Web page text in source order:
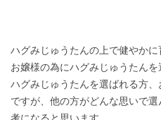
ハグみじゅうたんの上で健やかに
お嬢様の為にハグみじゅうたんを
ハグみじゅうたんを選ばれる方
ですが、他の方がどんな思いで
考になると思います。